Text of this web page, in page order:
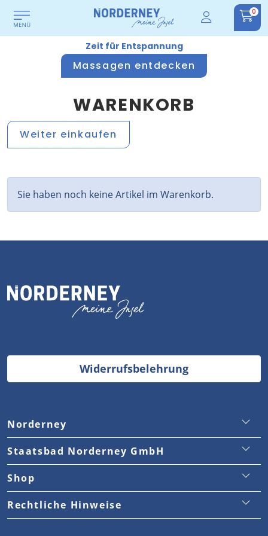
0
Zeit für Entspannung
Massagen entdecken
WARENKORB
Weiter einkaufen
Sie haben noch keine Artikel im Warenkorb.
Widerrufsbelehrung
Norderney
Staatsbad Norderney GmbH
Touristinformation
Stadtverwaltung
Staatsbad Norderney GmbH
Traumjobs Norderney
Kontakt
Medienraum
Shop
Versand & Lieferung
Widerrufsbelehrung
Rechtliche Hinweise